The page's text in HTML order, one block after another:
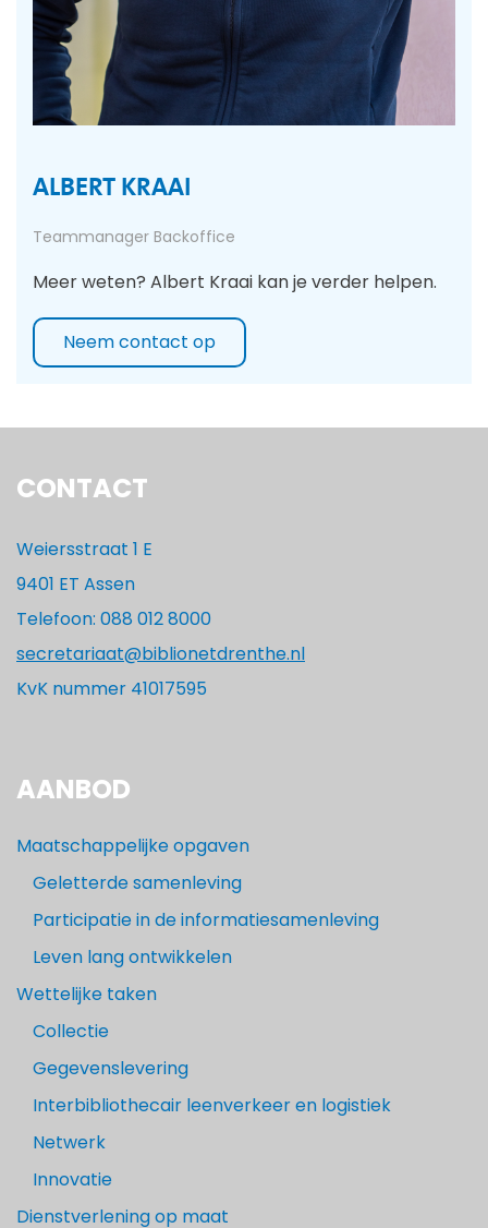
ALBERT KRAAI
Teammanager Backoffice
Meer weten? Albert Kraai kan je verder helpen.
Neem contact op
CONTACT
Weiersstraat 1 E
9401 ET Assen
Telefoon: 088 012 8000
secretariaat@biblionetdrenthe.nl
KvK nummer 41017595
AANBOD
Maatschappelijke opgaven
Geletterde samenleving
Participatie in de informatiesamenleving
Leven lang ontwikkelen
Wettelijke taken
Collectie
Gegevenslevering
Interbibliothecair leenverkeer en logistiek
Netwerk
Innovatie
Dienstverlening op maat